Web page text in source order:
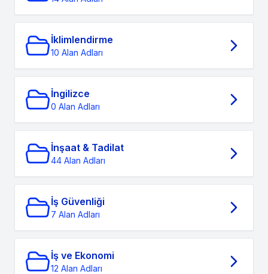
İklimlendirme
10 Alan Adları
İngilizce
0 Alan Adları
İnşaat & Tadilat
44 Alan Adları
İş Güvenliği
7 Alan Adları
İş ve Ekonomi
12 Alan Adları